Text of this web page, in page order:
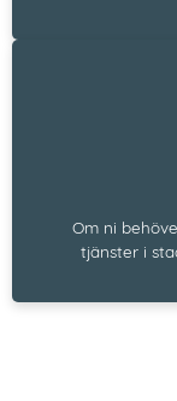
Om ni
tjänster i